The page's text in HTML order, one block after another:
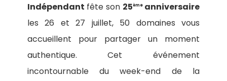
Indépendant fête son 25èmeanniversaire
les 26 et 27 juillet, 50 domaines vous
accueillent pour partager un moment
authentique. Cet événement
incontournable du week-end de la